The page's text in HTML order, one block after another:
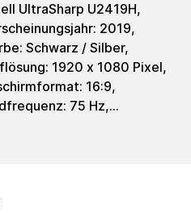
UltraSharp U2419H,
2019,
Schwarz / Silber,
1920 x 1080 Pixel,
16:9,
75 Hz,
1.4, 1x 3.5 mm Audio